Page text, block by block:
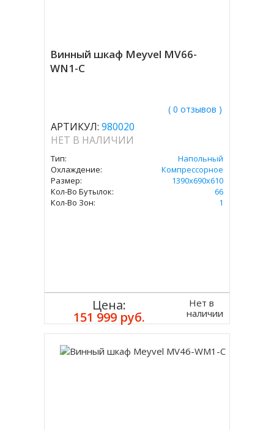
Винный шкаф Meyvel MV66-
WN1-C
( 0 отзывов )
АРТИКУЛ: 980020
НЕТ В НАЛИЧИИ
Тип:
Напольный
Охлаждение:
Компрессорное
Размер:
1390х690х610
Кол-Во Бутылок:
66
Кол-Во Зон:
1
Цена:
151 999 руб.
Нет в
наличии